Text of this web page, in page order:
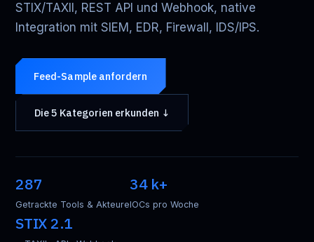
STIX/TAXII, REST API und Webhook, native
Integration mit SIEM, EDR, Firewall, IDS/IPS.
Feed-Sample anfordern
Die 5 Kategorien erkunden ↓
287
Getrackte Tools & Akteure
34 k+
IOCs pro Woche
STIX 2.1